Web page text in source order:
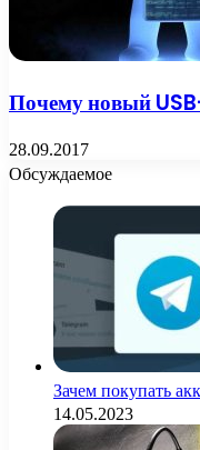
Почему новый
28.09.2017
Обсуждаемое
Зачем покупать
14.05.2023